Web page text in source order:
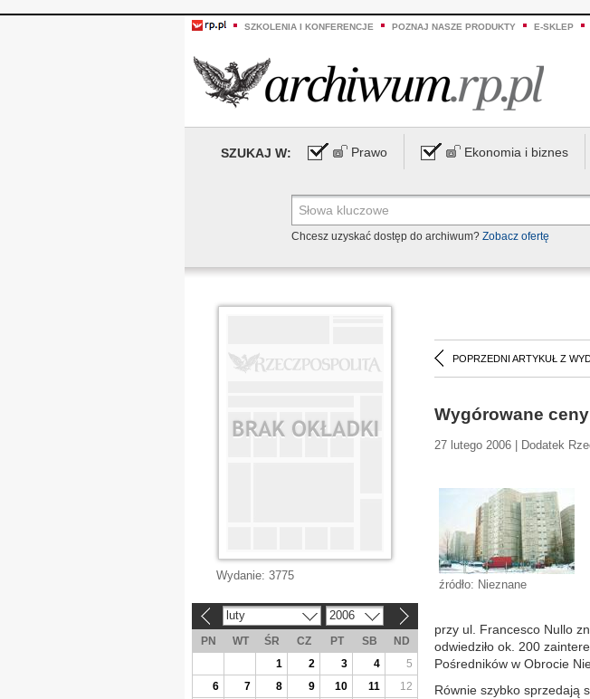
SZKOLENIA I KONFERENCJE POZNAJ NASZE PRODUKTY E-SKLEP
SZUKAJ W: Prawo Ekonomia i biznes
Chcesz uzyskać dostęp do archiwum? Zobacz ofertę
POPRZEDNI ARTYKUŁ Z
Wygórowane ceny
27 lutego 2006 | Dodatek
źródło: Nieznane
przy ul. Francesco Nullo
odwiedziło ok. 200
Pośredników w Obrocie
Równie szybko sprzedają
Wydanie: 3775
luty 2006
PN WT ŚR CZ PT SB
ND
1
2 3 4
5
6
7 8 9 10 11
12